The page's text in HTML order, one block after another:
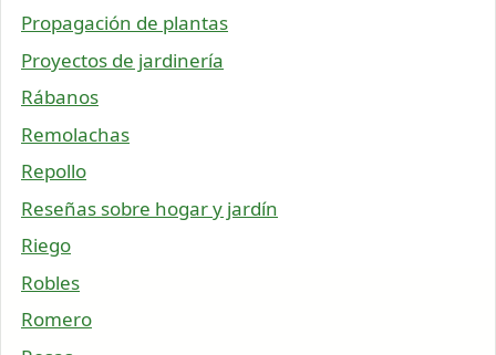
Propagación de plantas
Proyectos de jardinería
Rábanos
Remolachas
Repollo
Reseñas sobre hogar y jardín
Riego
Robles
Romero